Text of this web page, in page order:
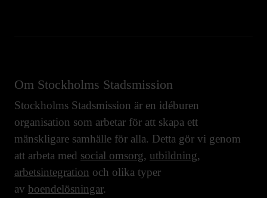
Om Stockholms Stadsmission
Stockholms Stadsmission är en idéburen
organisation som arbetar för att skapa ett
mänskligare samhälle för alla. Detta gör vi genom
att arbeta med social omsorg, utbildning,
arbetsintegration och olika typer
av boendelösningar.